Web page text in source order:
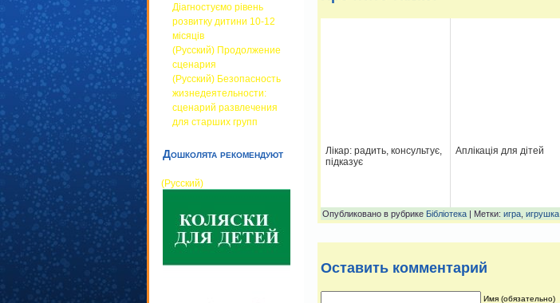
Діагностуємо рівень
розвитку дитини 10-12
місяців
(Русский) Продолжение
сценария
(Русский) Безопасность
жизнедеятельности:
сценарий развлечения
для старших групп
Дошколята рекомендуют
(Русский)
Лікар: радить, консультує,
підказує
Аплікація для дітей
Опубликовано в рубрике Бібліотека | Метки: игра игрушка
Оставить комментарий
Имя (обязательно)